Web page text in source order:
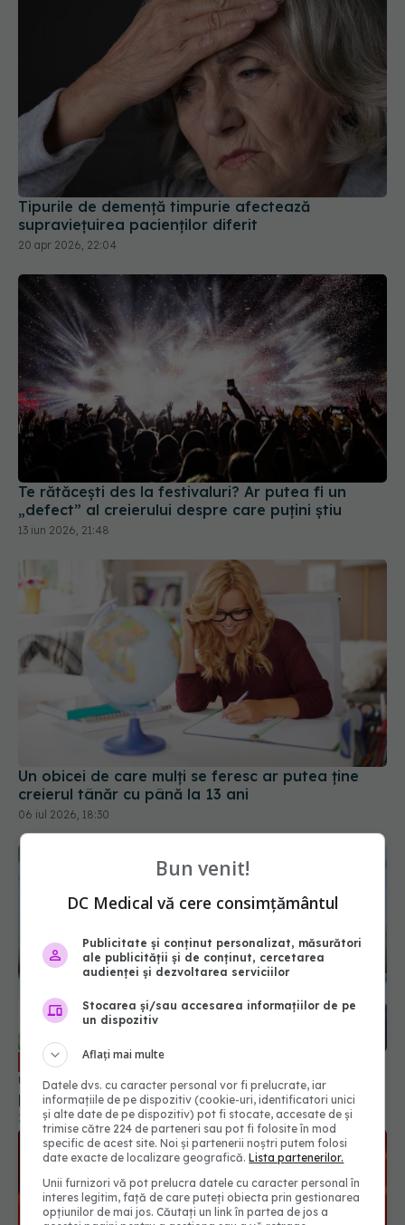
Tipurile de demență timpurie afectează
supraviețuirea pacienților diferit
20 apr 2026, 22:04
Te rătăcești des la festivaluri? Ar putea fi un
„defect” al creierului despre care puțini știu
13 iun 2026, 21:48
Un obicei de care mulți se feresc ar putea ține
creierul tânăr cu până la 13 ani
06 iul 2026, 18:30
EXCLUSIV Prof. dr. Vlad Ciurea: Procedura de
urgență care "topește" cheagurile de sânge de
pe creier
20 mai 2026, 23:48
Bun venit!
DC Medical vă cere consimțământul
Publicitate și conținut personalizat, măsurători
ale publicității și de conținut, cercetarea
audienței și dezvoltarea serviciilor
Stocarea și/sau accesarea informațiilor de pe
un dispozitiv
Aflați mai multe
Datele dvs. cu caracter personal vor fi prelucrate, iar
informațiile de pe dispozitiv (cookie-uri, identificatori unici
și alte date de pe dispozitiv) pot fi stocate, accesate de și
trimise către 224 de parteneri sau pot fi folosite în mod
specific de acest site. Noi și partenerii noștri putem folosi
date exacte de localizare geografică.Lista partenerilor.
Unii furnizori vă pot prelucra datele cu caracter personal în
interes legitim, față de care puteți obiecta prin gestionarea
opțiunilor de mai jos. Căutați un link în partea de jos a